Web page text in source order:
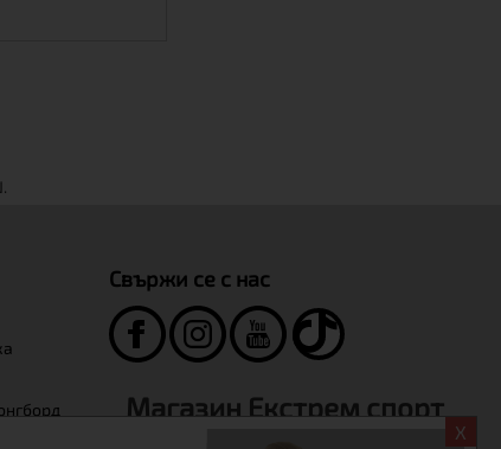
X
Свържи се с нас
Магазин Екстрем спорт